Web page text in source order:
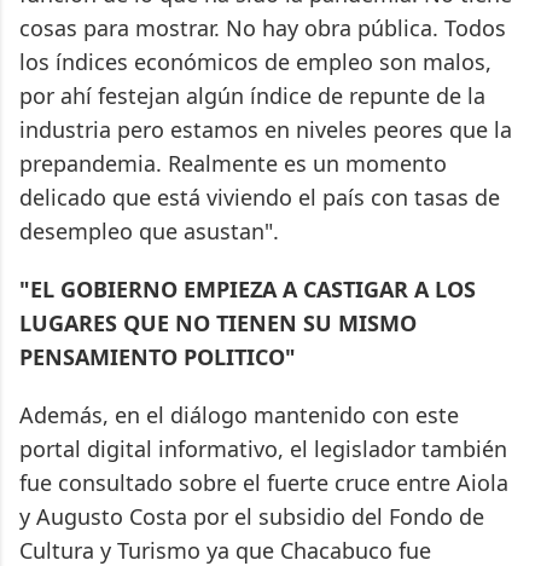
cosas para mostrar. No hay obra pública. Todos
los índices económicos de empleo son malos,
por ahí festejan algún índice de repunte de la
industria pero estamos en niveles peores que la
prepandemia. Realmente es un momento
delicado que está viviendo el país con tasas de
desempleo que asustan".
"EL GOBIERNO EMPIEZA A CASTIGAR A LOS
LUGARES QUE NO TIENEN SU MISMO
PENSAMIENTO POLITICO"
Además, en el diálogo mantenido con este
portal digital informativo, el legislador también
fue consultado sobre el fuerte cruce entre Aiola
y Augusto Costa por el subsidio del Fondo de
Cultura y Turismo ya que Chacabuco fue